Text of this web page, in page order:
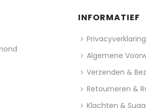
INFORMATIEF
Privacyverklaring
Algemene
Verzenden &
Retourneren &
Klachten &